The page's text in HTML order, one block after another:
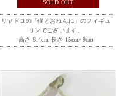
SOLD OUT
リヤドロの「僕とおねんね」のフィギュ
リンでございます。
高さ 8.4cm 長さ 15cm×9cm